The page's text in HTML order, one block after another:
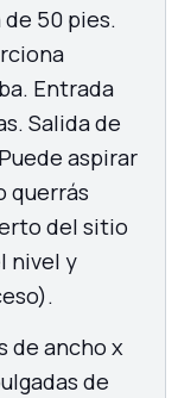
50 pies.
Entrada
Salida de
aspirar
querrás
del sitio
nivel y
de ancho x
de